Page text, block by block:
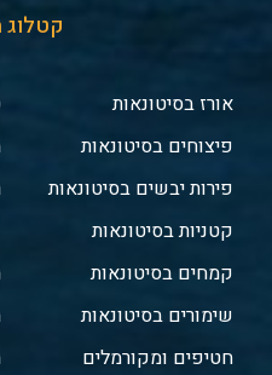
קטלוג
אורז בסיטונאות
פיצוחים בסיטונאות
פירות יבשים בסיטונאות
קטניות בסיטונאות
קמחים בסיטונאות
שימורים בסיטונאות
חטיפים ומקורמלים